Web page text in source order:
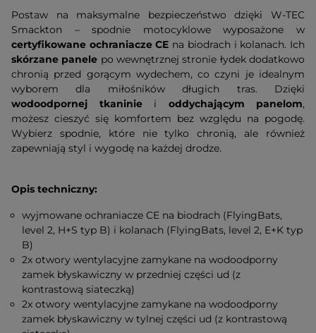
Postaw na maksymalne bezpieczeństwo dzięki W-TEC
Smackton – spodnie motocyklowe wyposażone w
certyfikowane ochraniacze CE na biodrach i kolanach. Ich
skórzane panele po wewnętrznej stronie łydek dodatkowo
chronią przed gorącym wydechem, co czyni je idealnym
wyborem dla miłośników długich tras. Dzięki
wodoodpornej tkaniniei oddychającym panelom,
możesz cieszyć się komfortem bez względu na pogodę.
Wybierz spodnie, które nie tylko chronią, ale również
zapewniają styl i wygodę na każdej drodze.
Opis techniczny:
wyjmowane ochraniacze CE na biodrach (FlyingBats,
level 2, H+S typ B) i kolanach (FlyingBats, level 2, E+K typ
B)
2x otwory wentylacyjne zamykane na wodoodporny
zamek błyskawiczny w przedniej części ud (z
kontrastową siateczką)
2x otwory wentylacyjne zamykane na wodoodporny
zamek błyskawiczny w tylnej części ud (z kontrastową